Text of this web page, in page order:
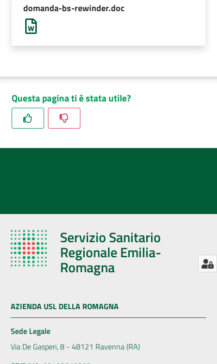
AUSL
Comunica
domanda-bs-rewinder.doc
Questa pagina ti è stata utile?
Servizio Sanitario
Regionale Emilia-
Romagna
AZIENDA USL DELLA ROMAGNA
Sede Legale
Via De Gasperi, 8 - 48121 Ravenna (RA)